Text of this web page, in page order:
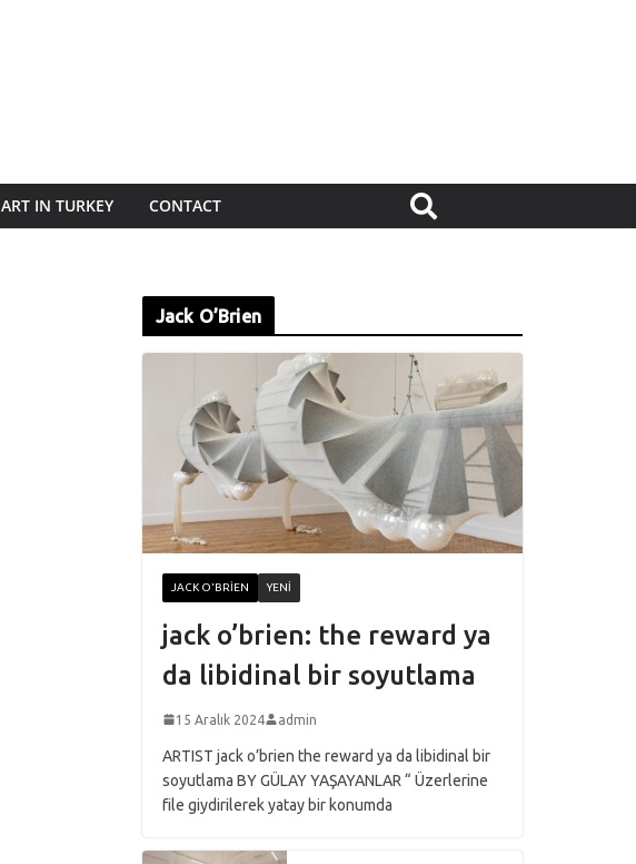
ART IN TURKEY CONTACT
Jack O’Brien
JACK O'BRIEN YENI
jack o’brien: the reward ya
da libidinal bir soyutlama
15 Aralık 2024 admin
ARTIST jack o’brien the reward ya da libidinal bir
soyutlama BY GÜLAY YAŞAYANLAR “ Üzerlerine
file giydirilerek yatay bir konumda